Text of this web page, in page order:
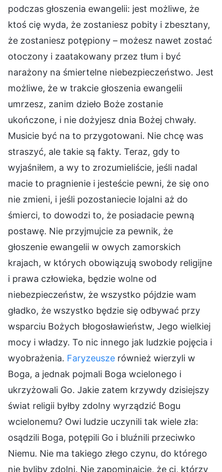
podczas głoszenia ewangelii: jest możliwe, że
ktoś cię wyda, że zostaniesz pobity i zbesztany,
że zostaniesz potępiony – możesz nawet zostać
otoczony i zaatakowany przez tłum i być
narażony na śmiertelne niebezpieczeństwo. Jest
możliwe, że w trakcie głoszenia ewangelii
umrzesz, zanim dzieło Boże zostanie
ukończone, i nie dożyjesz dnia Bożej chwały.
Musicie być na to przygotowani. Nie chcę was
straszyć, ale takie są fakty. Teraz, gdy to
wyjaśniłem, a wy to zrozumieliście, jeśli nadal
macie to pragnienie i jesteście pewni, że się ono
nie zmieni, i jeśli pozostaniecie lojalni aż do
śmierci, to dowodzi to, że posiadacie pewną
postawę. Nie przyjmujcie za pewnik, że
głoszenie ewangelii w owych zamorskich
krajach, w których obowiązują swobody religijne
i prawa człowieka, będzie wolne od
niebezpieczeństw, że wszystko pójdzie wam
gładko, że wszystko będzie się odbywać przy
wsparciu Bożych błogosławieństw, Jego wielkiej
mocy i władzy. To nic innego jak ludzkie pojęcia i
wyobrażenia. Faryzeusze również wierzyli w
Boga, a jednak pojmali Boga wcielonego i
ukrzyżowali Go. Jakie zatem krzywdy dzisiejszy
świat religii byłby zdolny wyrządzić Bogu
wcielonemu? Owi ludzie uczynili tak wiele zła:
osądzili Boga, potępili Go i bluźnili przeciwko
Niemu. Nie ma takiego złego czynu, do którego
nie byliby zdolni. Nie zapominajcie, że ci, którzy